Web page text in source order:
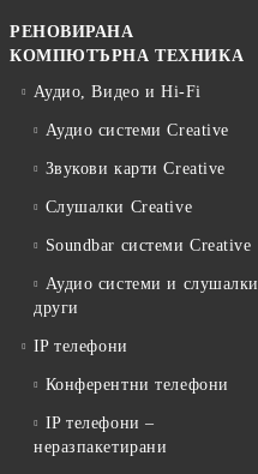
РЕНОВИРАНА
КОМПЮТЪРНА ТЕХНИКА
Аудио, Видео и Hi-Fi
Аудио системи Creative
Звукови карти Creative
Слушалки Creative
Soundbar системи Creative
Аудио системи и слушалки
други
IP телефони
Конферентни телефони
IP телефони –
неразпакетирани